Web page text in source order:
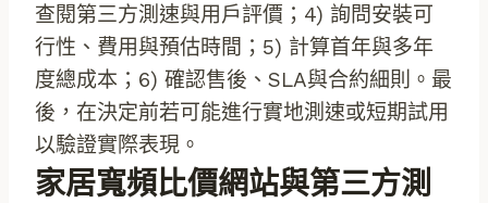
查閱第三方測速與用戶評價；4) 詢問安裝可
行性、費用與預估時間；5) 計算首年與多年
度總成本；6) 確認售後、SLA與合約細則。最
後，在決定前若可能進行實地測速或短期試用
以驗證實際表現。
家居寬頻比價網站與第三方測